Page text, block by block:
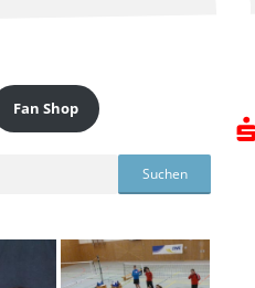
Fan Shop